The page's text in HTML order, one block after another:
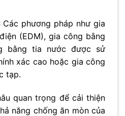
Các phương pháp như gia
(EDM), gia công bằng
bằng tia nước được sử
xác cao hoặc gia công
tạp.
quan trọng để cải thiện
năng chống ăn mòn của